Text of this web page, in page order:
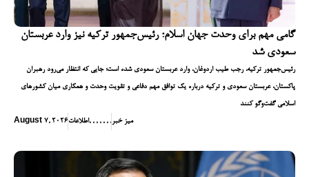
گامی مهم برای وحدت جهان اسلام؛ رئیس‌جمهور ترکیه نیز وارد عربستان
سعودی شد
رئیس‌جمهور ترکیه، رجب طیب اردوغان، وارد عربستان سعودی شده است؛ جایی که انتظار می‌رود رهبران
پاکستان، عربستان سعودی و ترکیه درباره یک توافق مهم دفاعی و تقویت وحدت و همکاری میان کشورهای
اسلامی گفت‌وگو کنند
August 7, 2026اطلاعات, , , , , , , میز خبر